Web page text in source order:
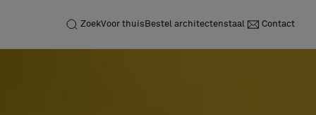
ZoekVoor thuis Bestel architectenstaal Contact